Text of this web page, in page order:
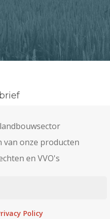
van onze producten
en VVO's
Policy